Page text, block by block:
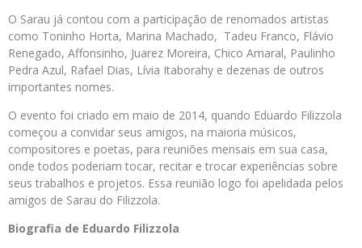
O Sarau já contou com a participação de renomados artistas
como Toninho Horta, Marina Machado, Tadeu Franco, Flávio
Renegado, Affonsinho, Juarez Moreira, Chico Amaral, Paulinho
Pedra Azul, Rafael Dias, Lívia Itaborahy e dezenas de outros
importantes nomes.
O evento foi criado em maio de 2014, quando Eduardo Filizzola
começou a convidar seus amigos, na maioria músicos,
compositores e poetas, para reuniões mensais em sua casa,
onde todos poderiam tocar, recitar e trocar experiências sobre
seus trabalhos e projetos. Essa reunião logo foi apelidada pelos
amigos de Sarau do Filizzola.
Biografia de Eduardo Filizzola